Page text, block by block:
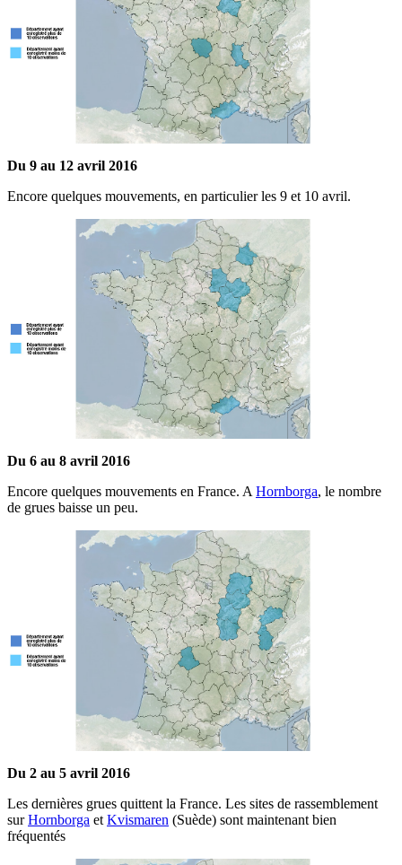
Du 9 au 12 avril 2016
Encore quelques mouvements, en particulier les 9 et 10 avril.
Du 6 au 8 avril 2016
Encore quelques mouvements en France. AHornborga, le nombre
de grues baisse un peu.
Du 2 au 5 avril 2016
Les dernières grues quittent la France. Les sites de rassemblement
surHornborga et Kvismaren (Suède) sont maintenant bien
fréquentés